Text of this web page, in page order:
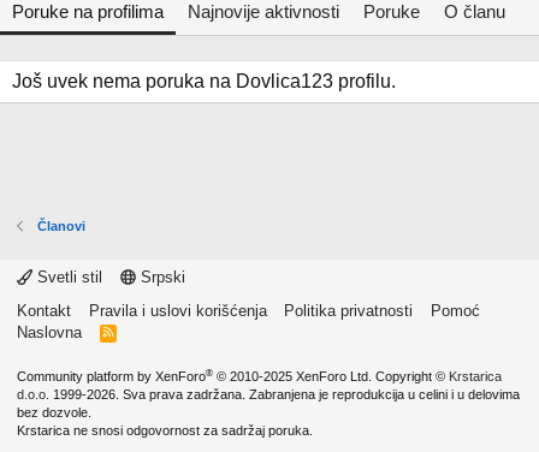
Poruke na profilima Najnovije aktivnosti Poruke O članu
Još uvek nema poruka na Dovlica123 profilu.
Članovi
Svetli stil
Srpski
Kontakt
Pravila i uslovi korišćenja Politika privatnosti
Pomoć
Naslovna
R
Community platform by XenForo® © 2010-2025 XenForo Ltd. Copyright © Krstarica
d.o.o. 1999-2026. Sva prava zadržana. Zabranjena je reprodukcija u celini i u delovima
bez dozvole.
Krstarica ne snosi odgovornost za sadržaj poruka.